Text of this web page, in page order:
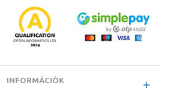
INFORMÁCIÓK